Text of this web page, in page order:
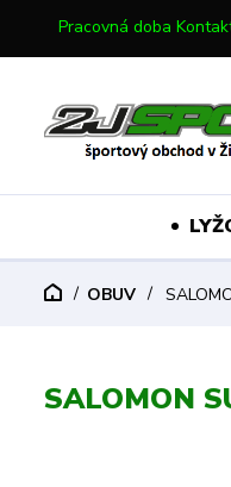
Pracovná doba
OBUV
SALOMON